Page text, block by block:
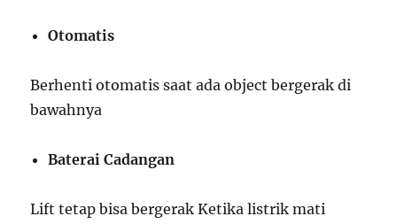
Otomatis
Berhenti otomatis saat ada object bergerak di
bawahnya
Baterai Cadangan
Lift tetap bisa bergerak Ketika listrik mati